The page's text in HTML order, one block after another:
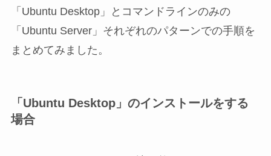
「Ubuntu Desktop」とコマンドラインのみの
「Ubuntu Server」それぞれのパターンでの手順を
まとめてみました。
「Ubuntu Desktop」のインストールをする
場合